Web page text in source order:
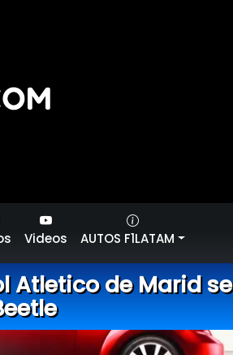
Videos AUTOS F1LATAM
Atletico de Marid se